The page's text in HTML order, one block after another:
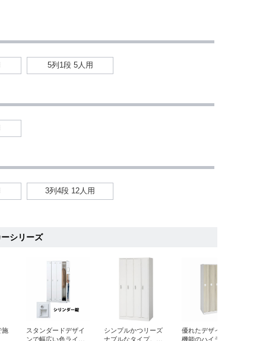
5列1段 5人用
3列4段 12人用
イキ LK
6
TLK-S4 豊國工業 4人
S-73-W ライオン事務
8
LK-3F1 コクヨ 3人用
シリーズ
施
スタンダードデザイ
ンで幅広い色ライン
シンプルかつリーズ
ナブルなタイプ。
優れたデザイン性と
機能のハイランクタ